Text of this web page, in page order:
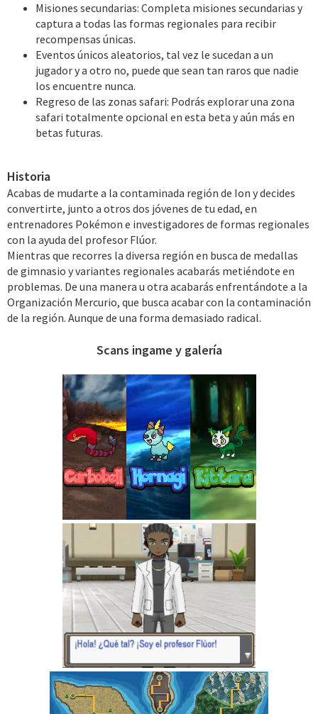
Misiones secundarias: Completa misiones secundarias y
captura a todas las formas regionales para recibir
recompensas únicas.
Eventos únicos aleatorios, tal vez le sucedan a un
jugador y a otro no, puede que sean tan raros que nadie
los encuentre nunca.
Regreso de las zonas safari: Podrás explorar una zona
safari totalmente opcional en esta beta y aún más en
betas futuras.
Historia
Acabas de mudarte a la contaminada región de Ion y decides
convertirte, junto a otros dos jóvenes de tu edad, en
entrenadores Pokémon e investigadores de formas regionales
con la ayuda del profesor Flúor.
Mientras que recorres la diversa región en busca de medallas
de gimnasio y variantes regionales acabarás metiéndote en
problemas. De una manera u otra acabarás enfrentándote a la
Organización Mercurio, que busca acabar con la contaminación
de la región. Aunque de una forma demasiado radical.
Scans ingame y galería